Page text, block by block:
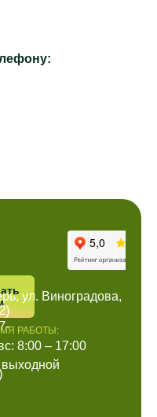
ул. Виноградова,
РАБОТЫ:
8:00 – 17:00
выходной